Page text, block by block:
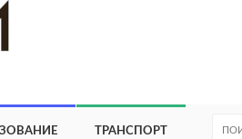
ТРАНСПОРТ